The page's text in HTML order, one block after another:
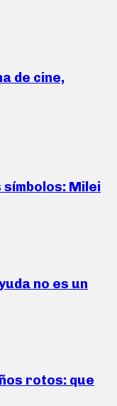
de cine,
Milei
no es un
rotos: que